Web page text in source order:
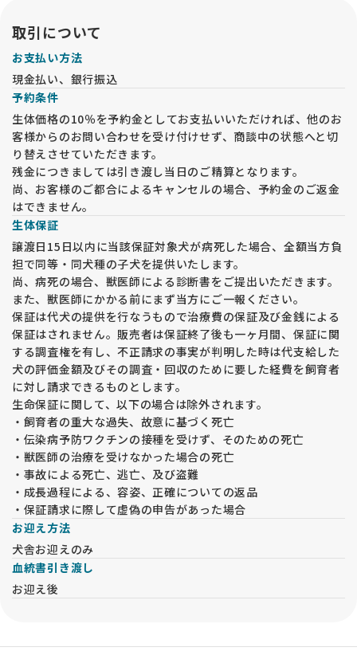
取引について
お支払い方法
現金払い、銀行振込
予約条件
生体価格の10％を予約金としてお支払いいただければ、他のお
客様からのお問い合わせを受け付けせず、商談中の状態へと切
り替えさせていただきます。
残金につきましては引き渡し当日のご精算となります。
尚、お客様のご都合によるキャンセルの場合、予約金のご返金
はできません。
生体保証
譲渡日15日以内に当該保証対象犬が病死した場合、全額当方負
担で同等・同犬種の子犬を提供いたします。
尚、病死の場合、獣医師による診断書をご提出いただきます。
また、獣医師にかかる前にまず当方にご一報ください。
保証は代犬の提供を行なうもので治療費の保証及び金銭による
保証はされません。販売者は保証終了後も一ヶ月間、保証に関
する調査権を有し、不正請求の事実が判明した時は代支給した
犬の評価金額及びその調査・回収のために要した経費を飼育者
に対し請求できるものとします。
生命保証に関して、以下の場合は除外されます。
・飼育者の重大な過失、故意に基づく死亡
・伝染病予防ワクチンの接種を受けず、そのための死亡
・獣医師の治療を受けなかった場合の死亡
・事故による死亡、逃亡、及び盗難
・成長過程による、容姿、正確についての返品
・保証請求に際して虚偽の申告があった場合
お迎え方法
犬舎お迎えのみ
血統書引き渡し
お迎え後